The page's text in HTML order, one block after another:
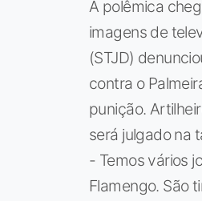
A polêmica
imagens de
(STJD)
contra o
punição.
será julgado na
- Temos vários
Flamengo. São